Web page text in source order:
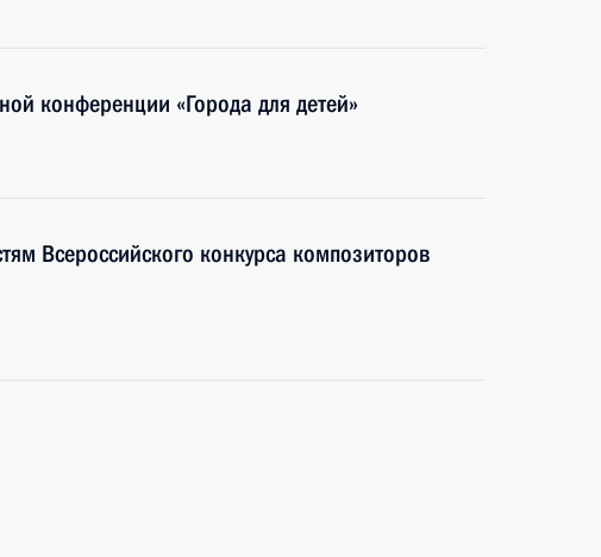
конференции «Города для детей»
Всероссийского конкурса композиторов